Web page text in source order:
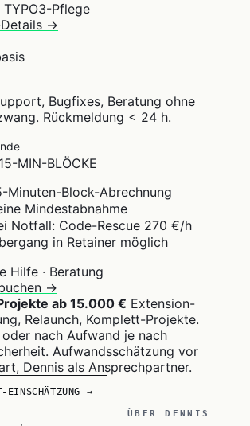
TYPO3-Pflege
→
Bugfixes, Beratung ohne
Rückmeldung < 24 h.
MIN-BLÖCKE
Minuten-Block-Abrechnung
Mindestabnahme
Notfall: Code-Rescue 270 €/h
in Retainer möglich
Hilfe · Beratung
→
ab 15.000 € Extension-
Relaunch, Komplett-Projekte.
oder nach Aufwand je nach
Aufwandsschätzung vor
Dennis als Ansprechpartner.
EINSCHÄTZUNG →
ÜBER DENNIS